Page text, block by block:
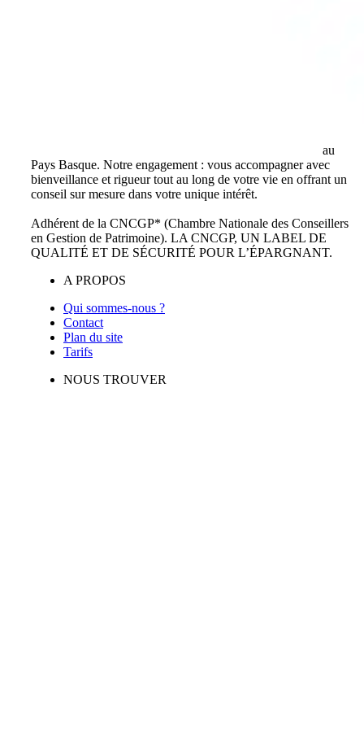
au
Pays Basque. Notre engagement : vous accompagner avec
bienveillance et rigueur tout au long de votre vie en offrant un
conseil sur mesure dans votre unique intérêt.
Adhérent de la CNCGP* (Chambre Nationale des Conseillers
en Gestion de Patrimoine). LA CNCGP, UN LABEL DE
QUALITÉ ET DE SÉCURITÉ POUR L’ÉPARGNANT.
A PROPOS
Qui sommes-nous ?
Contact
Plan du site
Tarifs
NOUS TROUVER